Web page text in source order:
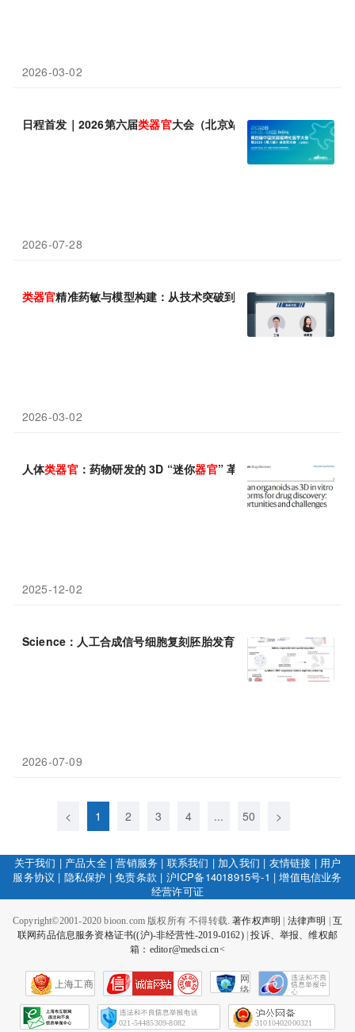
2026-03-02
日程首发｜2026第六届类器官大会（北京站）9月启幕！政策东风
2026-07-28
类器官精准药敏与模型构建：从技术突破到临床转化
2026-03-02
人体类器官：药物研发的 3D “迷你器官” 革命
2025-12-02
Science：人工合成信号细胞复刻胚胎发育，高保真肾 器官或将
2026-07-09
< 1 2 3 4 ... 50 >
关于我们 | 产品大全|营销服务 | 联系我们 | 加入我们 | 友情链接 | 用户
服务协议 | 隐私保护 |免责条款 | 沪ICP备14018915号-1 |增值电信业务
经营许可证
Copyright©2001-2020 bioon.com 版权所有 不得转载.著作权声明 法律声明
互
联网药品信息服务资格证书((沪)-非经营性-2019-0162)|投诉、举报、维权邮
箱：editor@medsci.cn<
上海工商
网
络
会
征
021-54485309-8082 31010402000321